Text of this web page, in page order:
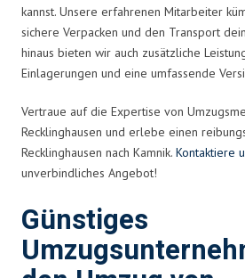
kannst. Unsere erfahrenen Mitarbeiter
sichere Verpacken und den Transport
hinaus bieten wir auch zusätzliche
Einlagerungen und eine umfassende
Vertraue auf die Expertise von
Recklinghausen und erlebe einen
Recklinghausen nach Kamnik. Kontaktiere
unverbindliches Angebot!
Günstiges